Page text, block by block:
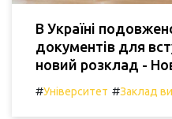
В Україні
документів для
новий розклад -
#Університет #Заклад